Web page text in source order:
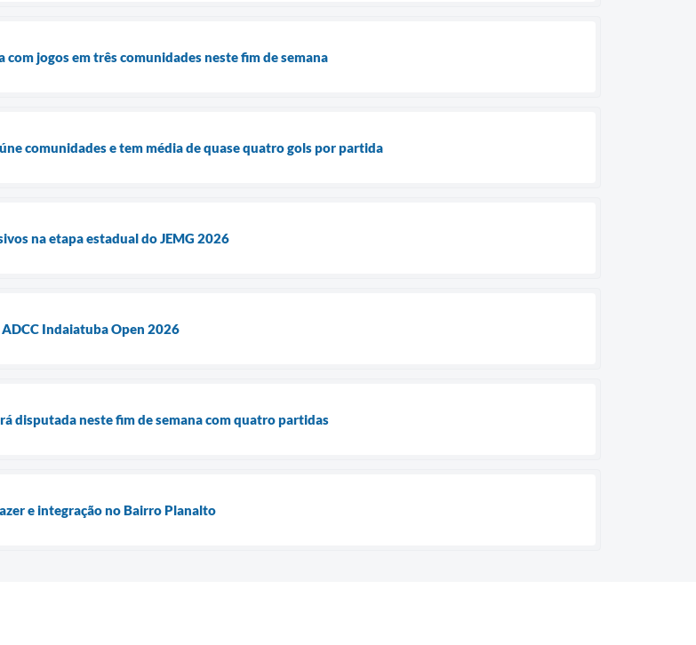
jogos em três comunidades neste fim de semana
comunidades e tem média de quase quatro gols por partida
na etapa estadual do JEMG 2026
Indaiatuba Open 2026
disputada neste fim de semana com quatro partidas
e integração no Bairro Planalto